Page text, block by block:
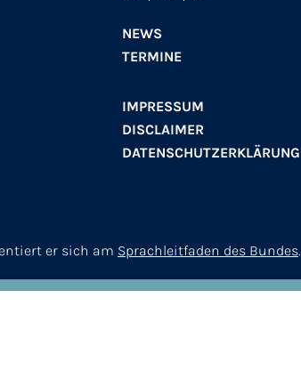
NEWS
TERMINE
IMPRESSUM
DISCLAIMER
DATENSCHUTZERKLÄRUNG
er sich am Sprachleitfaden des Bundes.